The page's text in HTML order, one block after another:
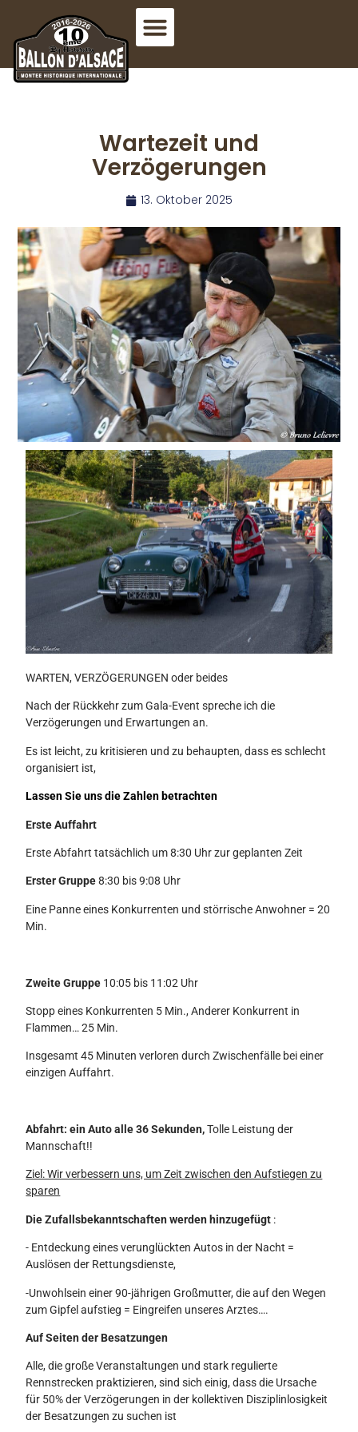
Wartezeit und
Verzögerungen
13. Oktober 2025
WARTEN, VERZÖGERUNGEN oder beides
Nach der Rückkehr zum Gala-Event spreche ich die
Verzögerungen und Erwartungen an.
Es ist leicht, zu kritisieren und zu behaupten, dass es schlecht
organisiert ist,
Lassen Sie uns die Zahlen betrachten
Erste Auffahrt
Erste Abfahrt tatsächlich um 8:30 Uhr zur geplanten Zeit
Erster Gruppe8:30 bis 9:08 Uhr
Eine Panne eines Konkurrenten und störrische Anwohner = 20
Min.
Zweite Gruppe 10:05 bis 11:02 Uhr
Stopp eines Konkurrenten 5 Min., Anderer Konkurrent in
Flammen… 25 Min.
Insgesamt 45 Minuten verloren durch Zwischenfälle bei einer
einzigen Auffahrt.
Abfahrt: ein Auto alle 36 Sekunden,Tolle Leistung der
Mannschaft!!
Ziel: Wir verbessern uns, um Zeit zwischen den Aufstiegen zu
sparen
Die Zufallsbekanntschaften werden hinzugefügt :
- Entdeckung eines verunglückten Autos in der Nacht =
Auslösen der Rettungsdienste,
-Unwohlsein einer 90-jährigen Großmutter, die auf den Wegen
zum Gipfel aufstieg = Eingreifen unseres Arztes….
Auf Seiten der Besatzungen
Alle, die große Veranstaltungen und stark regulierte
Rennstrecken praktizieren, sind sich einig, dass die Ursache
für 50% der Verzögerungen in der kollektiven Disziplinlosigkeit
der Besatzungen zu suchen ist